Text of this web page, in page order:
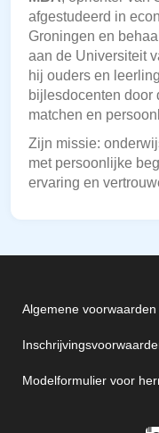
afgestudeerd in
Groningen en
aan de Universiteit
hij ouders en
bijlesdocenten door
matchen en
Zijn missie:
met persoonlijke
ervaring en
Algemene voorwaarden
Modelformulier voor